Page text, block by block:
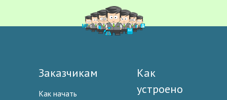
Заказчикам
Как начать
Как
устроено